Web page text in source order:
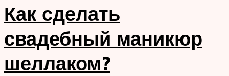
Как сделать
свадебный маникюр
шеллаком?